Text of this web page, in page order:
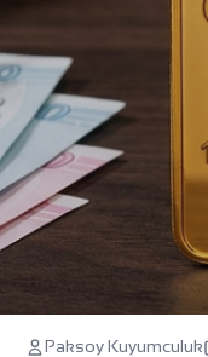
Paksoy Kuyumculuk